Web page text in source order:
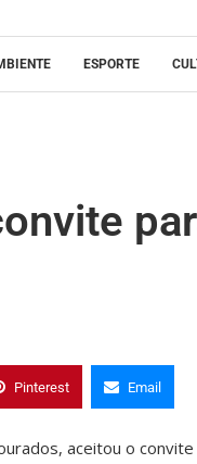
ESPORTE
Pinterest Email
aceitou o